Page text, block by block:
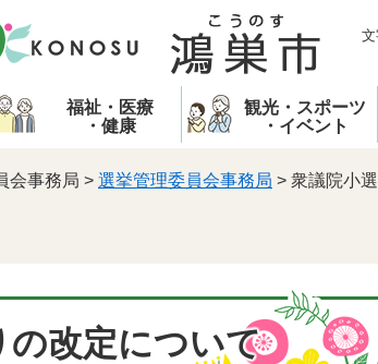
福祉・医療
・健康
観光・スポーツ
・イベント
会事務局 > 選挙管理委員会事務局 > 衆議院小
の改定について